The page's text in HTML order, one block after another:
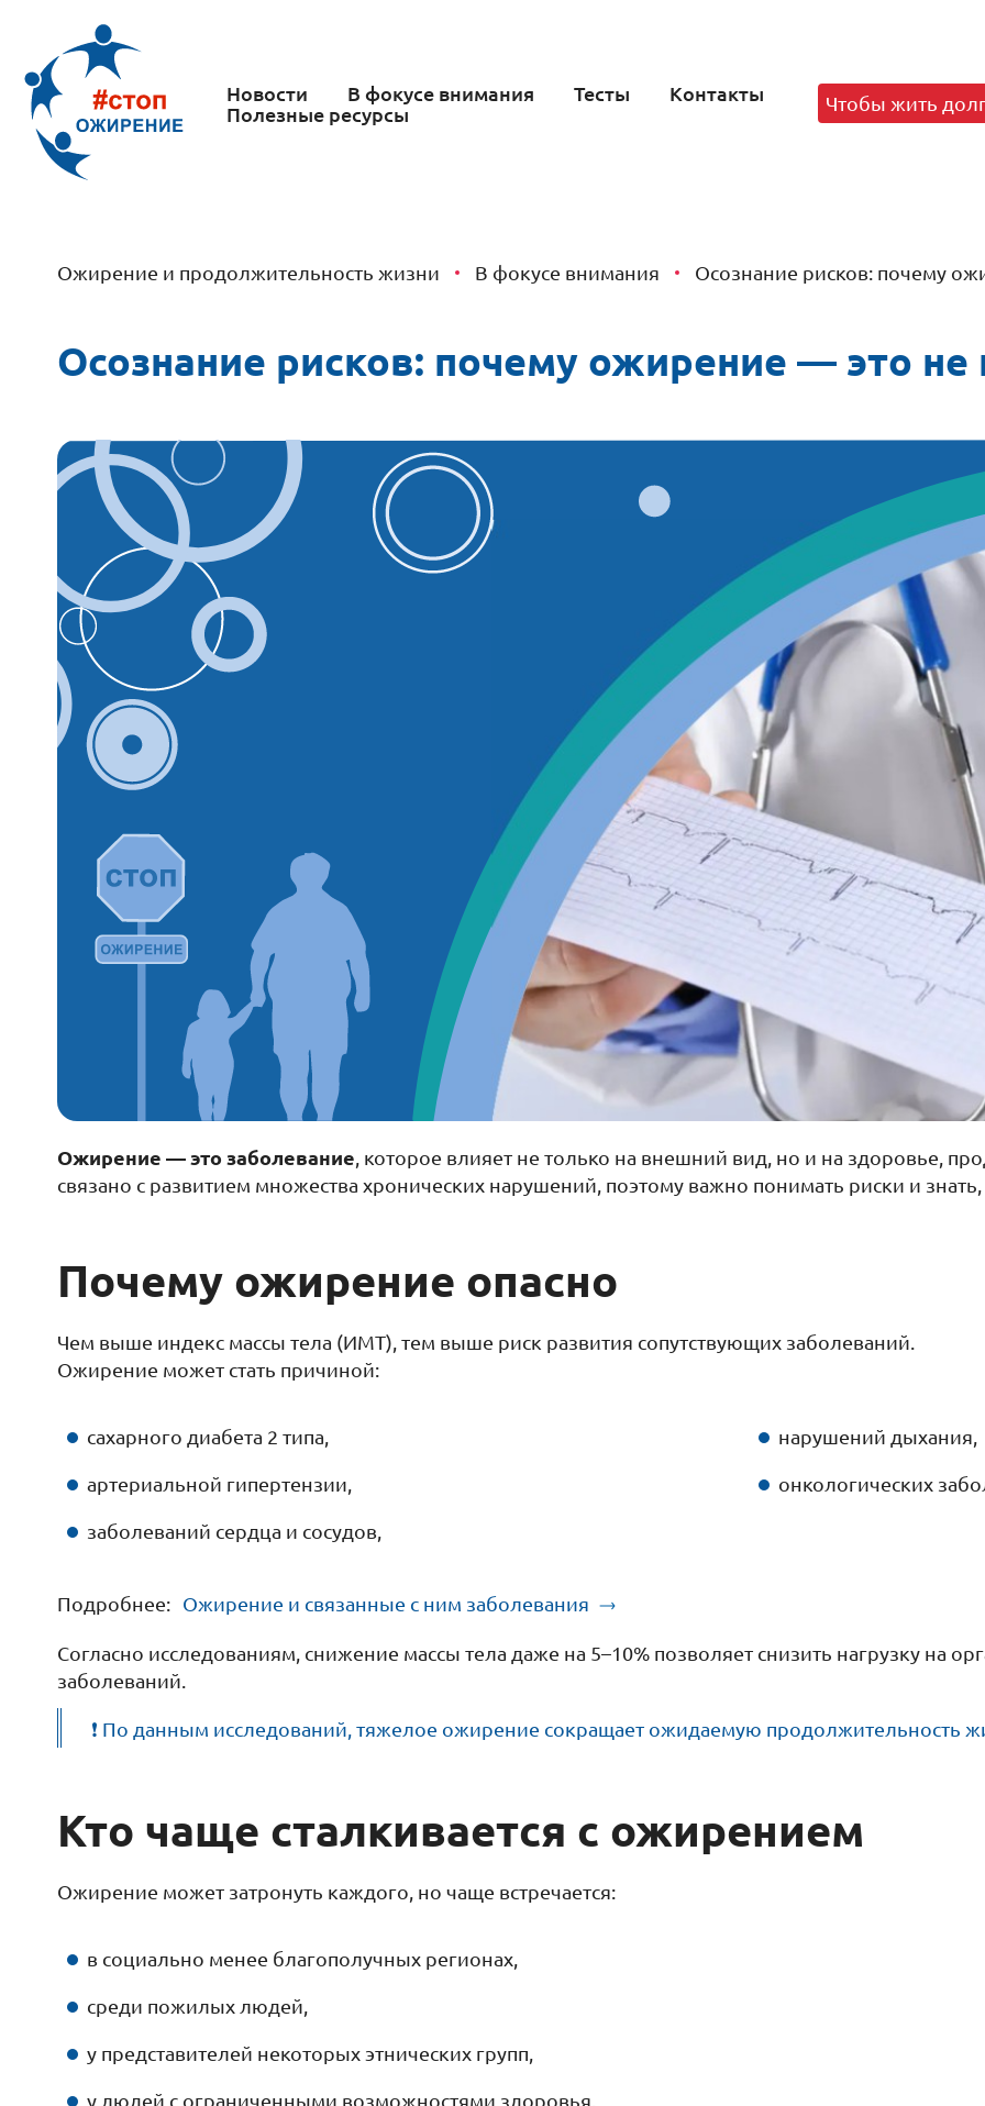
Чтобы жить
Новости В фокусе внимания Тесты
Контакты
Полезные ресурсы
Ожирение и продолжительность жизни В фокусе внимания Осознание рисков: почему
Осознание рисков: почему ожирение — это не
Ожирение — это заболевание , которое влияет не только на внешний вид, но и на здоровье,
связано с развитием множества хронических нарушений, поэтому важно понимать риски и
Почему ожирение опасно
Чем выше индекс массы тела (ИМТ), тем выше риск развития сопутствующих заболеваний.
Ожирение может стать причиной:
сахарного диабета 2 типа,
артериальной гипертензии,
заболеваний сердца и сосудов,
нарушений дыхания,
онкологических
Подробнее: Ожирение и связанные с ним заболевания
Согласно исследованиям, снижение массы тела даже на 5–10% позволяет снизить нагрузку на
заболеваний.
❗ По данным исследований, тяжелое ожирение сокращает ожидаемую продолжительность
Кто чаще сталкивается с ожирением
Ожирение может затронуть каждого, но чаще встречается:
в социально менее благополучных регионах,
среди пожилых людей,
у представителей некоторых этнических групп,
у людей с ограниченными возможностями здоровья.